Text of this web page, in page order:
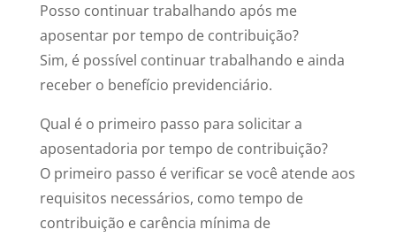
Posso continuar trabalhando após me
aposentar por tempo de contribuição?
Sim, é possível continuar trabalhando e ainda
receber o benefício previdenciário.
Qual é o primeiro passo para solicitar a
aposentadoria por tempo de contribuição?
O primeiro passo é verificar se você atende aos
requisitos necessários, como tempo de
contribuição e carência mínima de